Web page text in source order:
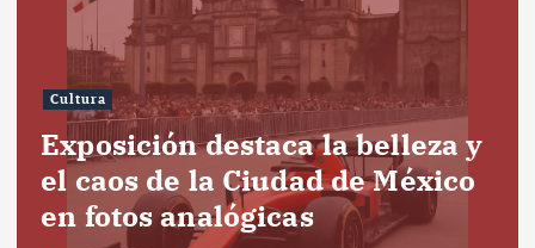
Cultura
Exposición destaca la belleza y
el caos de la Ciudad de México
en fotos analógicas